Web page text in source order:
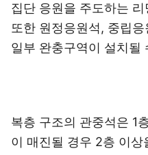
집단 응원을 주도하는
또한 원정응원석, 중립
일부 완충구역이 설치될
복층 구조의 관중석은 1
이 매진될 경우 2층 이상